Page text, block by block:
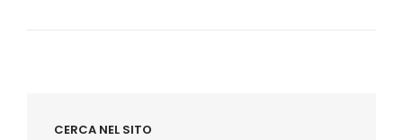
CERCA NEL SITO